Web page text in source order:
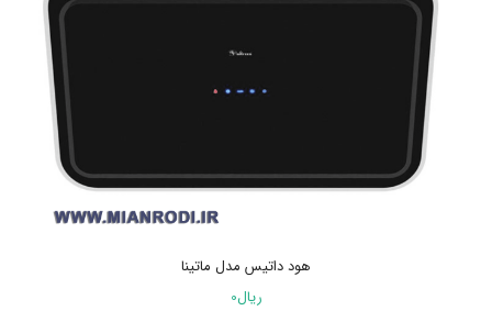
هود داتیس مدل ماتینا
ریال0